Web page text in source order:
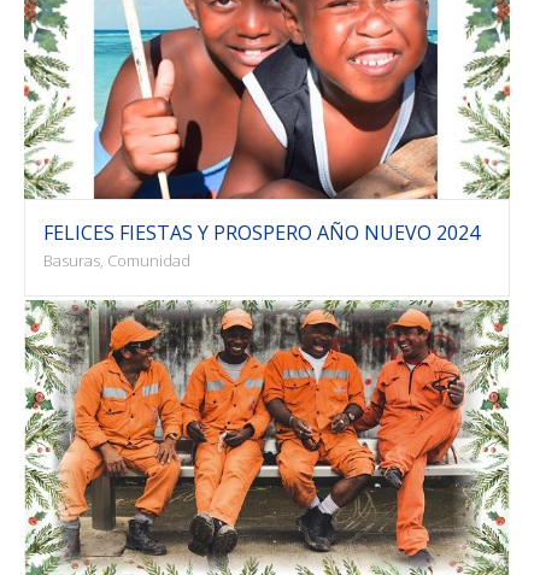
FELICES FIESTAS Y PROSPERO AÑO NUEVO 2024
Basuras, Comunidad